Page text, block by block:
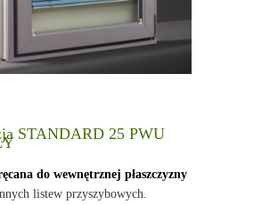
STANDARD 25 PWU
do wewnętrznej płaszczyzny
listew przyszybowych.